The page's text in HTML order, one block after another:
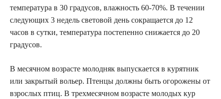
температура в 30 градусов, влажность 60-70%. В течении
следующих 3 недель световой день сокращается до 12
часов в сутки, температура постепенно снижается до 20
градусов.
В месячном возрасте молодняк выпускается в курятник
или закрытый вольер. Птенцы должны быть огорожены от
взрослых птиц. В трехмесячном возрасте молодых кур